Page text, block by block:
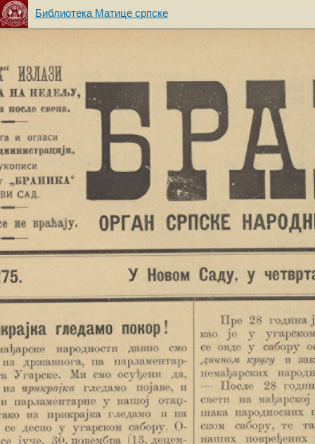
Библиотека Матице српске